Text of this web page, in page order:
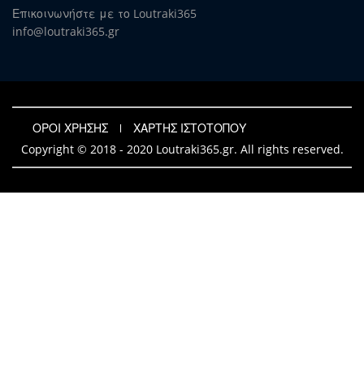
Επικοινωνήστε με το Loutraki365
info@loutraki365.gr
ΟΡΟΙ ΧΡΗΣΗΣ
ΧΑΡΤΗΣ ΙΣΤΟΤΟΠΟΥ
Copyright © 2018 - 2020 Loutraki365.gr. All rights reserved.